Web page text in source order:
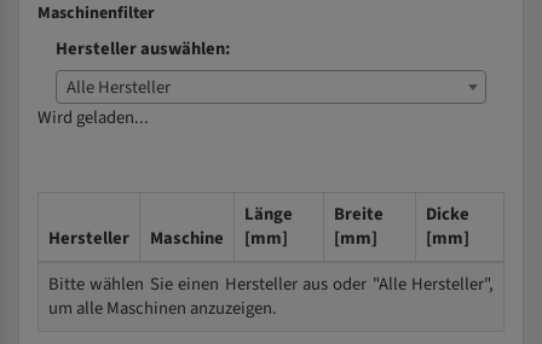
Maschinenfilter
Hersteller auswählen:
Alle Hersteller
Wird geladen...
Hersteller Maschine
Länge
[mm]
Breite
[mm]
Dicke
[mm]
Bitte wählen Sie einen Hersteller aus oder "Alle Hersteller",
um alle Maschinen anzuzeigen.